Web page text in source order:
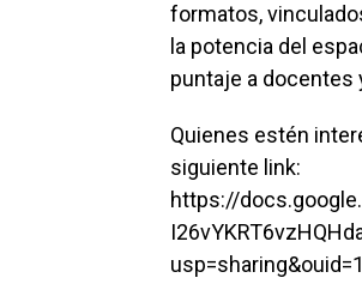
formatos,
la potencia del
puntaje a docentes
Quienes estén
siguiente link:
https://